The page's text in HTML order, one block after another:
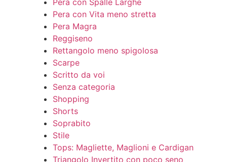
Pera con Vita meno stretta
Pera Magra
Reggiseno
Rettangolo meno spigolosa
Scarpe
Scritto da voi
Senza categoria
Shopping
Shorts
Soprabito
Stile
Tops: Magliette, Maglioni e Cardigan
Triangolo Invertito con poco seno